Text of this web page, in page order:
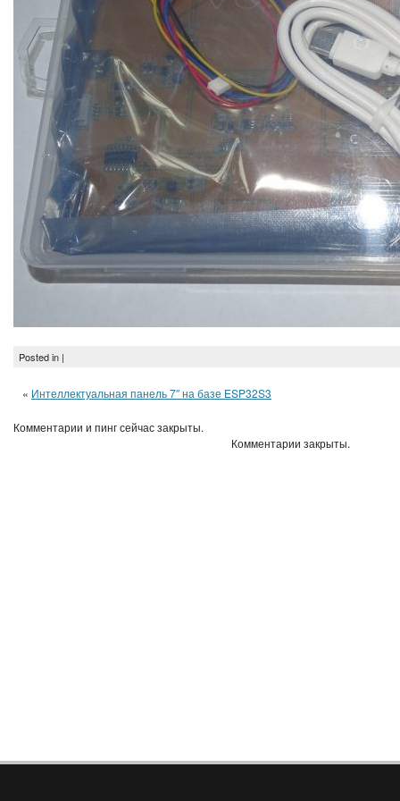
Posted in |
« Интеллектуальная панель 7″ на базе ESP32S3
Комментарии и пинг сейчас закрыты.
Комментарии закрыты.